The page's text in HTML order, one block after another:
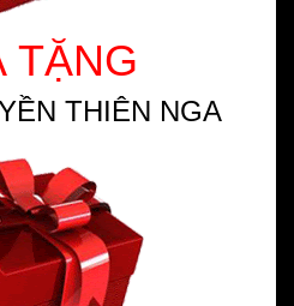
TẶNG
THIÊN NGA